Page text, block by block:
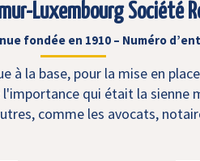
Luxembourg Société
fondée en 1910 – Numéro
à la base, pour la mise en
qui était la sienne
comme les avocats,